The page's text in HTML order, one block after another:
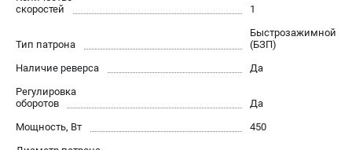
Контакты
О компании
О бренде
Новости
скоростей
1
Тип патрона
Быстрозажимной
(БЗП)
Наличие реверса
Да
Регулировка
оборотов
Да
Мощность, Вт
450